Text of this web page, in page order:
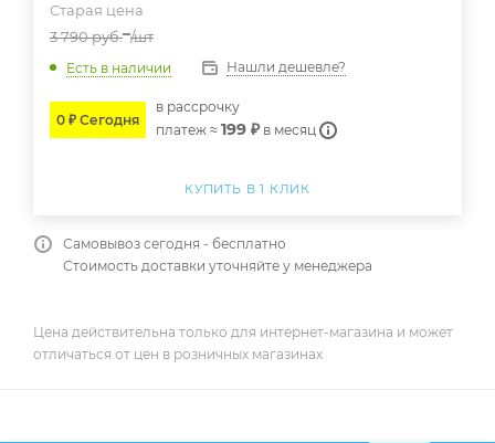
Старая цена
3 790руб. /шт
Есть в наличии Нашли дешевле?
0 ₽ Сегодня
в расcрочку
платеж ≈ 199 ₽ в месяц
КУПИТЬ В 1 КЛИК
Самовывоз сегодня - бесплатно
Стоимость доставки уточняйте у менеджера
Цена действительна только для интернет-магазина и может
отличаться от цен в розничных магазинах